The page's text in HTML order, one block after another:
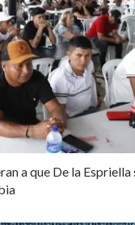
a que De la Espriella